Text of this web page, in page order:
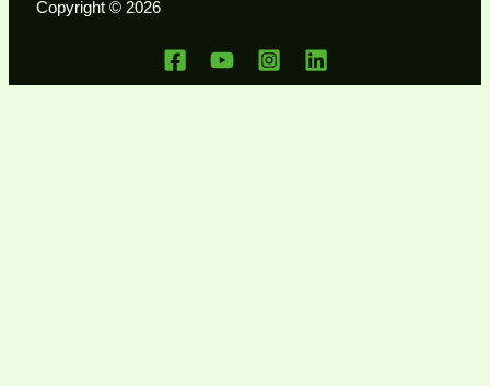
Copyright © 2026